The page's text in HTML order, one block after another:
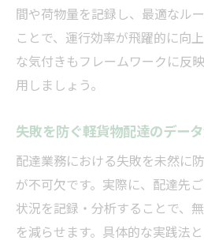
間や荷物量を記録し、最適なル
ことで、運行効率が飛躍的に向
な気付きもフレームワークに反
用しましょう。
失敗を防ぐ軽貨物配達のデー
配達業務における失敗を未然に
が不可欠です。実際に、配達先
状況を記録・分析することで、
を減らせます。具体的な実践法